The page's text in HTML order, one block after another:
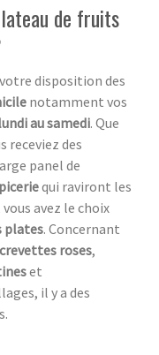
de fruits
disposition des
notamment vos
au samedi. Que
receviez des
panel de
qui raviront les
vous avez le choix
plates. Concernant
crevettes roses,
et
il y a des